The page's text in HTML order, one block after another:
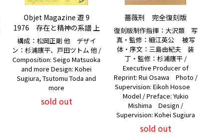
Objet Magazine 遊 9
1976 存在と精神の系譜 上
構成：松岡正剛 他 デザイ
ン：杉浦康平、戸田ツトム 他 /
Composition: Seigo Matsuoka
and more Design: Kohei
Sugiura, Tsutomu Toda and
more
sold out
薔薇刑 完全復刻版
復刻版制作指揮：大沢類 写
真・監修：細江英公 被写
体・序文：三島由紀夫 装
丁・監修：杉浦康平 /
Executive Producer of
Reprint: Rui Osawa Photo /
Supervision: Eikoh Hosoe
Model / Preface: Yukio
Mishima Design /
Supervision: Kohei Sugiura
sold out